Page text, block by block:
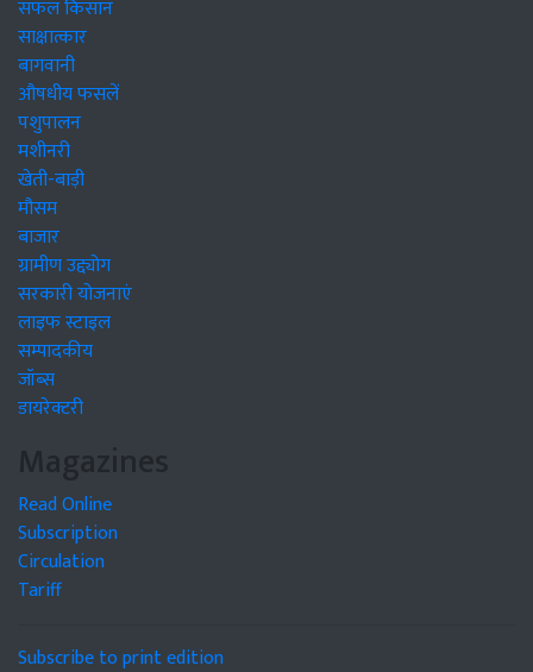
सफल किसान
साक्षात्कार
बागवानी
औषधीय फसलें
पशुपालन
मशीनरी
खेती-बाड़ी
मौसम
बाजार
ग्रामीण उद्द्योग
सरकारी योजनाएं
लाइफ स्टाइल
सम्पादकीय
जॉब्स
डायरेक्टरी
Magazines
Read Online
Subscription
Circulation
Tariff
Subscribe to print edition